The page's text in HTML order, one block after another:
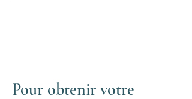
Pour obtenir votre